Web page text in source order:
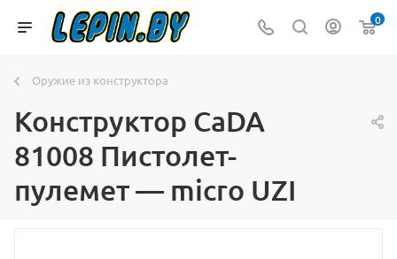
0
Оружие из конструктора
Конструктор CaDA
81008 Пистолет-
пулемет — micro UZI